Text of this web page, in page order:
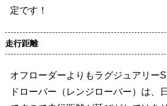
定です！
走行距離
オフローダーよりもラグジュアリー
ドローバー（レンジローバー）は、